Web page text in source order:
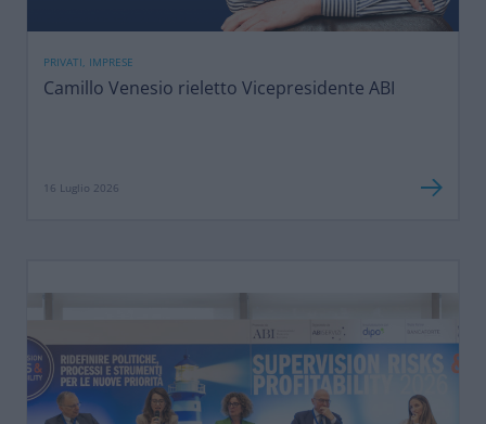
PRIVATI, IMPRESE
Camillo Venesio rieletto Vicepresidente ABI
16 Luglio 2026